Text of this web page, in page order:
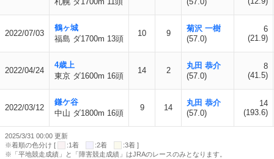
2022/07/03
鶴ヶ城
福島 ダ1700m 13頭
10 9
菊沢 一樹
(57.0)
6
(21.9)
2022/04/24
4歳上
東京 ダ1600m 16頭
14 2
丸田 恭介
(57.0)
8
(41.5)
2022/03/12
鎌ケ谷
中山 ダ1800m 16頭
9 14
丸田 恭介
(57.0)
14
(193.6)
2025/3/31 00:00 更新
※着順の色分け [
:1着 :2着
:3着 ]
※「平地競走成績」と「障害競走成績」はJRAのレースのみとなります。